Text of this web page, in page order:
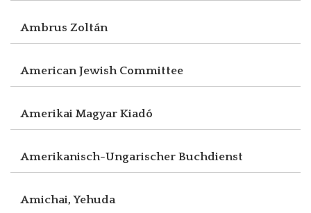
Ambrus Zoltán
American Jewish Committee
Amerikai Magyar Kiadó
Amerikanisch-Ungarischer Buchdienst
Amichai, Yehuda